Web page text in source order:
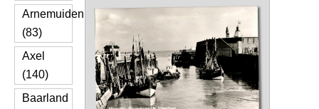
Arnemuiden
(83)
Axel
(140)
Baarland